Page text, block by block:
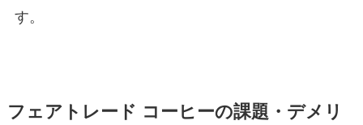
す。
フェアトレード コーヒーの課題・デメリ